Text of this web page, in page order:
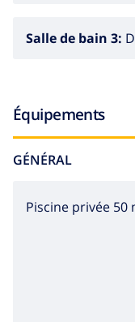
Salle de bain 3:
Équipements
GÉNÉRAL
Piscine privée 50